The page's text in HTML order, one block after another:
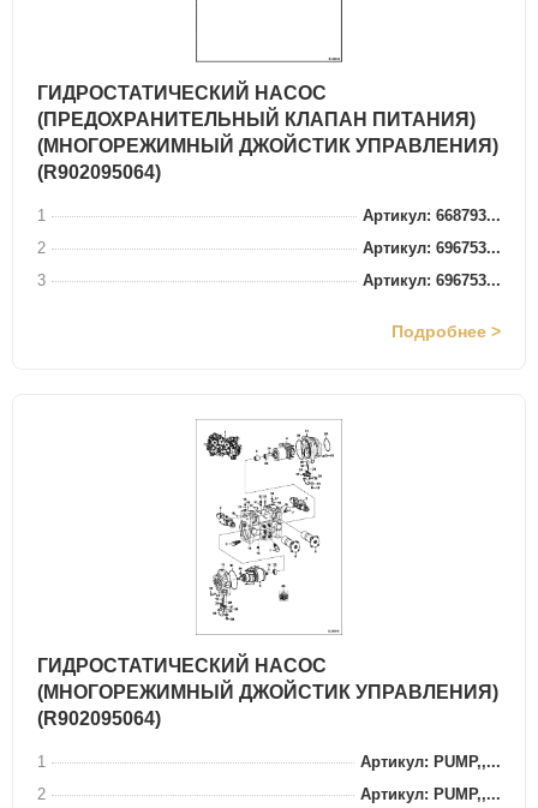
ГИДРОСТАТИЧЕСКИЙ НАСОС
(ПРЕДОХРАНИТЕЛЬНЫЙ КЛАПАН ПИТАНИЯ)
(МНОГОРЕЖИМНЫЙ ДЖОЙСТИК УПРАВЛЕНИЯ)
(R902095064)
1
Артикул: 668793...
2
Артикул: 696753...
3
Артикул: 696753...
Подробнее >
ГИДРОСТАТИЧЕСКИЙ НАСОС
(МНОГОРЕЖИМНЫЙ ДЖОЙСТИК УПРАВЛЕНИЯ)
(R902095064)
1
Артикул: PUMP,,...
2
Артикул: PUMP,,...